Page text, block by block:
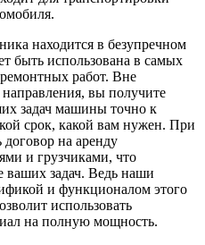
находится в безупречном
быть использована в самых
работ. Вне
вы получите
задач машины точно к
срок, какой вам нужен. При
на аренду
и грузчиками, что
ваших задач. Ведь наши
и функционалом этого
использовать
на полную мощность.